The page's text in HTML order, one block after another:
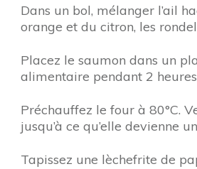
Dans un bol, mélanger l’ail
orange et du citron, les
Placez le saumon dans un
alimentaire pendant 2
Préchauffez le four à 80°C.
jusqu’à ce qu’elle devienne
Tapissez une lèchefrite de